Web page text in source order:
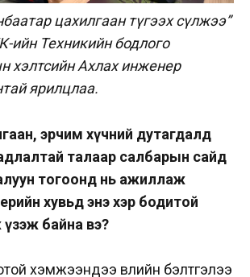
цахилгаан түгээх сүлжээ”
ийн Техникийн бодлого
хэлтсийн Ахлах инженер
ярилцлаа.
эрчим хүчний дутагдалд
талаар салбарын сайд
тогоонд нь ажиллаж
хувьд энэ хэр бодитой
байна вэ?
хэмжээндээ өвлийн бэлтгэлээ